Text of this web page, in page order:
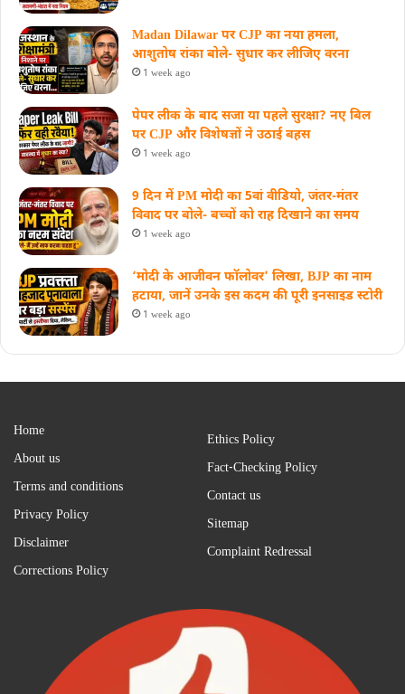
Madan Dilawar पर CJP का नया हमला,
आशुतोष रांका बोले- सुधार कर लीजिए वरना
1 week ago
पेपर लीक के बाद सजा या पहले सुरक्षा? नए बिल
पर CJP और विशेषज्ञों ने उठाई बहस
1 week ago
9 दिन में PM मोदी का 5वां वीडियो, जंतर-मंतर
विवाद पर बोले- बच्चों को राह दिखाने का समय
1 week ago
‘मोदी के आजीवन फॉलोवर’ लिखा, BJP का नाम
हटाया, जानें उनके इस कदम की पूरी इनसाइड स्‍टोरी
1 week ago
Home
About us
Terms and conditions
Privacy Policy
Disclaimer
Corrections Policy
Ethics Policy
Fact-Checking Policy
Contact us
Sitemap
Complaint Redressal